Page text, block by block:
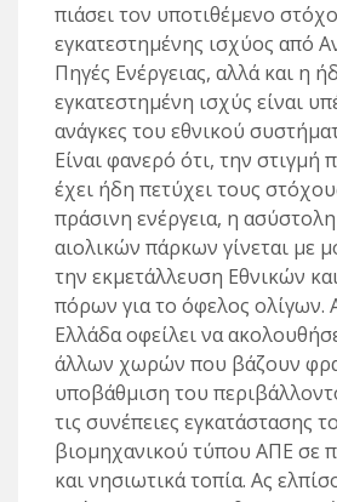
πιάσει τον υποτιθέμενο στόχο
εγκατεστημένης ισχύος από
Πηγές Ενέργειας, αλλά και η
εγκατεστημένη ισχύς είναι
ανάγκες του εθνικού
Είναι φανερό ότι, την στιγμή
έχει ήδη πετύχει τους
πράσινη ενέργεια, η
αιολικών πάρκων γίνεται με
την εκμετάλλευση Εθνικών
πόρων για το όφελος ολίγων.
Ελλάδα οφείλει να
άλλων χωρών που βάζουν
υποβάθμιση του
τις συνέπειες εγκατάστασης
βιομηχανικού τύπου ΑΠΕ σε
και νησιωτικά τοπία. Ας